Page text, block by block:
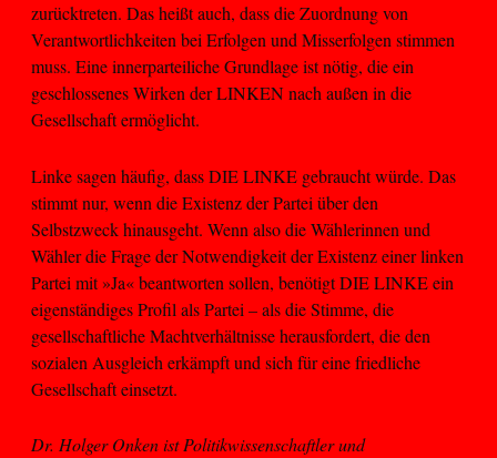
zurücktreten. Das heißt auch, dass die Zuordnung von
Verantwortlichkeiten bei Erfolgen und Misserfolgen stimmen
muss. Eine innerparteiliche Grundlage ist nötig, die ein
geschlossenes Wirken der LINKEN nach außen in die
Gesellschaft ermöglicht.
Linke sagen häufig, dass DIE LINKE gebraucht würde. Das
stimmt nur, wenn die Existenz der Partei über den
Selbstzweck hinausgeht. Wenn also die Wählerinnen und
Wähler die Frage der Notwendigkeit der Existenz einer linken
Partei mit »Ja« beantworten sollen, benötigt DIE LINKE ein
eigenständiges Profil als Partei – als die Stimme, die
gesellschaftliche Machtverhältnisse herausfordert, die den
sozialen Ausgleich erkämpft und sich für eine friedliche
Gesellschaft einsetzt.
Dr. Holger Onken ist Politikwissenschaftler und